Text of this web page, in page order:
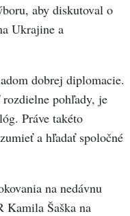
aby diskutoval o
Ukrajine a
dobrej diplomacie.
pohľady, je
Práve takéto
a hľadať spoločné
na nedávnu
Kamila Šaška na